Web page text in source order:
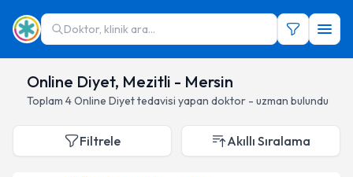
Doktor, klinik ara...
Online Diyet, Mezitli - Mersin
Toplam 4Online Diyettedavisi yapan doktor - uzman bulundu
Filtrele Akıllı Sıralama